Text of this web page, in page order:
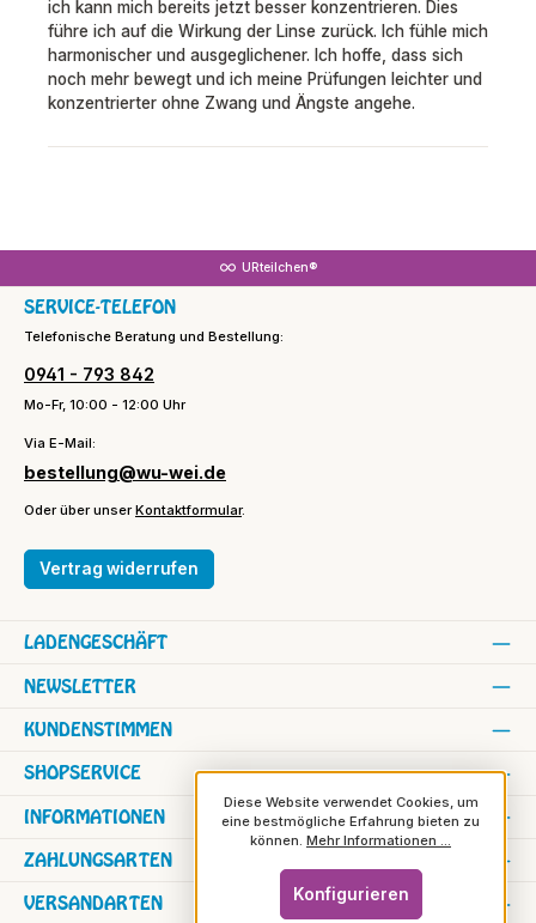
ich kann mich bereits jetzt besser konzentrieren. Dies
führe ich auf die Wirkung der Linse zurück. Ich fühle mich
harmonischer und ausgeglichener. Ich hoffe, dass sich
noch mehr bewegt und ich meine Prüfungen leichter und
konzentrierter ohne Zwang und Ängste angehe.
URteilchen®
SERVICE-TELEFON
Telefonische Beratung und Bestellung:
0941 - 793 842
Mo-Fr, 10:00 - 12:00 Uhr
Via E-Mail:
bestellung@wu-wei.de
Oder über unserKontaktformular.
Vertrag widerrufen
SHOPSERVICE
INFORMATIONEN
NEWSLETTER
KUNDENSTIMMEN
LADENGESCHÄFT
ZAHLUNGSARTEN
VERSANDARTEN
Diese Website verwendet Cookies, um
eine bestmögliche Erfahrung bieten zu
können. Mehr Informationen ...
Konfigurieren